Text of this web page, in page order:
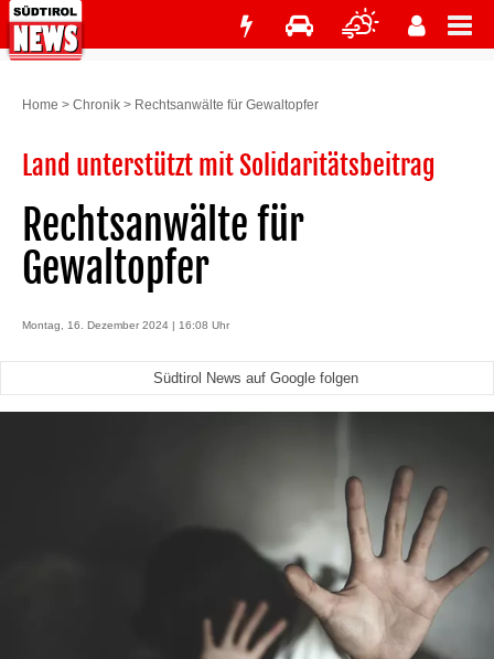
Home > Chronik > Rechtsanwälte für Gewaltopfer
Land unterstützt mit Solidaritätsbeitrag
Rechtsanwälte für
Gewaltopfer
Montag, 16. Dezember 2024 | 16:08 Uhr
Südtirol News auf Google folgen